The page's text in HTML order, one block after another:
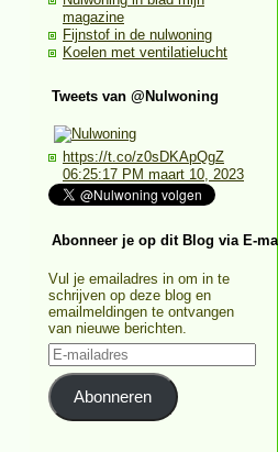
magazine
Fijnstof in de nulwoning
Koelen met ventilatielucht
Tweets van @Nulwoning
https://t.co/z0sDKApQgZ
06:25:17 PM maart 10, 2023
Abonneer je op dit Blog via E-
Vul je emailadres in om in te
schrijven op deze blog en
emailmeldingen te ontvangen
van nieuwe berichten.
E-
mailadres
Abonneren